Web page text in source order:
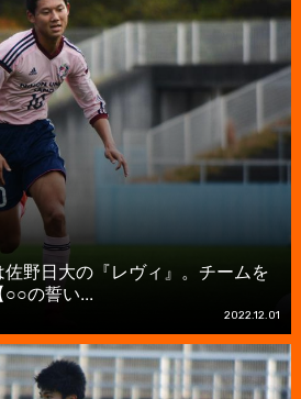
佐野日大の『レヴィ』。チームを
の誓い...
2022.12.01